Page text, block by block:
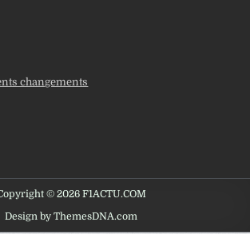
changements
© 2026 F1ACTU.COM
Design by ThemesDNA.com